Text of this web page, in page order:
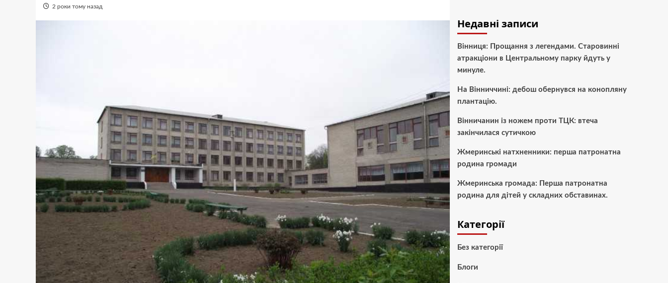
2 роки тому назад
Недавні записи
Вінниця: Прощання з легендами. Старовинні
атракціони в Центральному парку йдуть у
минуле.
На Вінниччині: дебош обернувся на конопляну
плантацію.
Вінничанин із ножем проти ТЦК: втеча
закінчилася сутичкою
Жмеринські натхненники: перша патронатна
родина громади
Жмеринська громада: Перша патронатна
родина для дітей у складних обставинах.
Категорії
Без категорії
Блоги